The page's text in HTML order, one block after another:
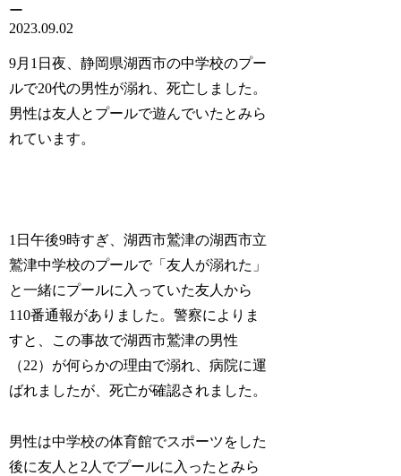
ー
2023.09.02
9月1日夜、静岡県湖西市の中学校のプー
ルで20代の男性が溺れ、死亡しました。
男性は友人とプールで遊んでいたとみら
れています。
1日午後9時すぎ、湖西市鷲津の湖西市立
鷲津中学校のプールで「友人が溺れた」
と一緒にプールに入っていた友人から
110番通報がありました。警察によりま
すと、この事故で湖西市鷲津の男性
（22）が何らかの理由で溺れ、病院に運
ばれましたが、死亡が確認されました。
男性は中学校の体育館でスポーツをした
後に友人と2人でプールに入ったとみら